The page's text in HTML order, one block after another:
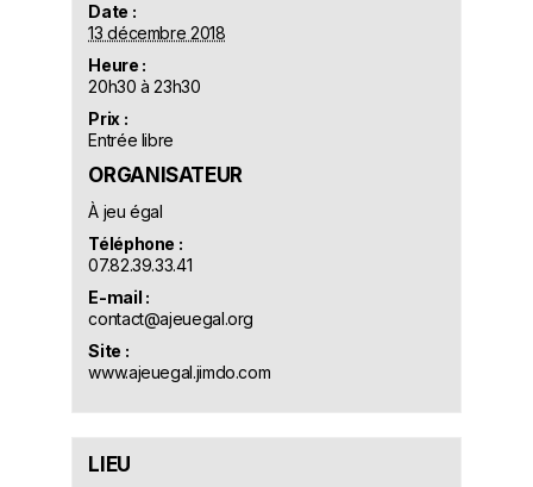
Date :
13 décembre 2018
Heure :
20h30 à 23h30
Prix :
Entrée libre
ORGANISATEUR
À jeu égal
Téléphone :
07.82.39.33.41
E-mail :
contact@ajeuegal.org
Site :
www.ajeuegal.jimdo.com
LIEU